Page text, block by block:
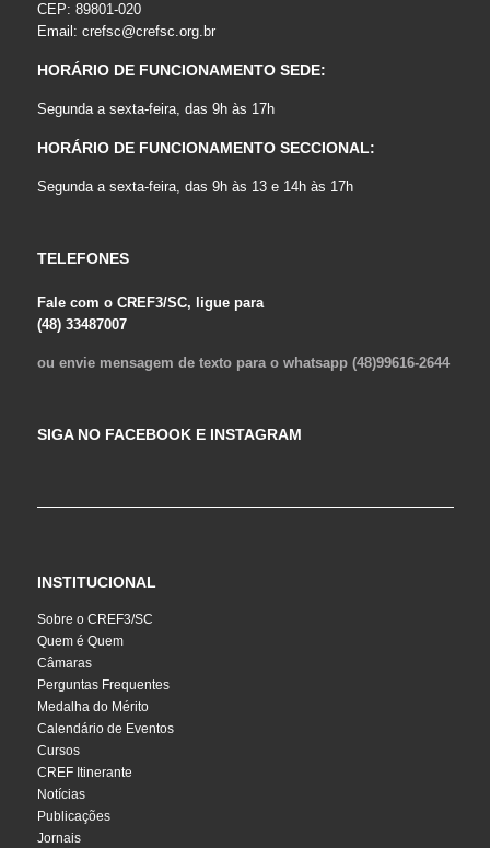
CEP: 89801-020
Email: crefsc@crefsc.org.br
HORÁRIO DE FUNCIONAMENTO SEDE:
Segunda a sexta-feira, das 9h às 17h
HORÁRIO DE FUNCIONAMENTO SECCIONAL:
Segunda a sexta-feira, das 9h às 13 e 14h às 17h
TELEFONES
Fale com o CREF3/SC, ligue para
(48) 33487007
ou envie mensagem de texto para o whatsapp (48)99616-2644
SIGA NO FACEBOOK E INSTAGRAM
INSTITUCIONAL
Sobre o CREF3/SC
Quem é Quem
Câmaras
Perguntas Frequentes
Medalha do Mérito
Calendário de Eventos
Cursos
CREF Itinerante
Notícias
Publicações
Jornais